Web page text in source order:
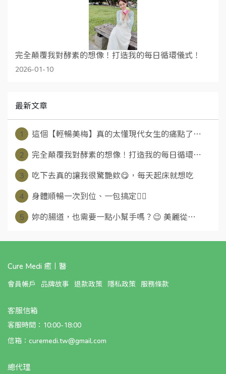
完全顛覆我對酵素的想像！打造我的每日循環儀式！
2026-01-10
最新文章
1 這個【輕暢美梅】真的太懂現代女生的痛點了⋯
2 完全顛覆我對酵素的想像！打造我的每日循環⋯
3 吃下去真的讓我很驚艷欸😋，每天起床就想吃
4 身體順暢一次到位、一包搞定👍🏻
5 妳的腸道，也需要一點小幫手嗎？😉 美麗從⋯
Cure Medi 癒丨醫
會員帳戶 品牌故事 退款政策 隱私政策 服務條款
客服信箱
客服時間：10:00-18:00
信箱：curemedi.tw@gmail.com
總代理